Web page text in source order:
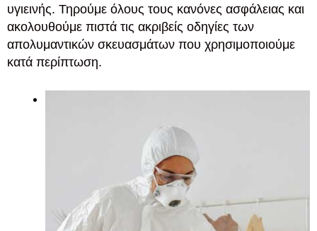
υγιεινής. Τηρούμε όλους τους κανόνες ασφάλειας και
ακολουθούμε πιστά τις ακριβείς οδηγίες των
απολυμαντικών σκευασμάτων που χρησιμοποιούμε
κατά περίπτωση.